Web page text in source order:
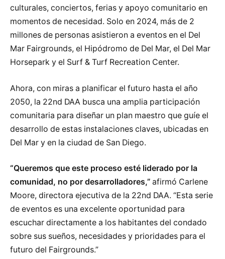
culturales, conciertos, ferias y apoyo comunitario en
momentos de necesidad. Solo en 2024, más de 2
millones de personas asistieron a eventos en el Del
Mar Fairgrounds, el Hipódromo de Del Mar, el Del Mar
Horsepark y el Surf & Turf Recreation Center.
Ahora, con miras a planificar el futuro hasta el año
2050, la 22nd DAA busca una amplia participación
comunitaria para diseñar un plan maestro que guíe el
desarrollo de estas instalaciones claves, ubicadas en
Del Mar y en la ciudad de San Diego.
“Queremos que este proceso esté liderado por la
comunidad, no por desarrolladores,” afirmó Carlene
Moore, directora ejecutiva de la 22nd DAA. “Esta serie
de eventos es una excelente oportunidad para
escuchar directamente a los habitantes del condado
sobre sus sueños, necesidades y prioridades para el
futuro del Fairgrounds.”